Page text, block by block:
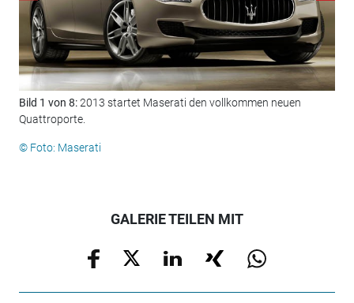
Bild 1 von 8:2013 startet Maserati den vollkommen neuen
Quattroporte.
© Foto: Maserati
GALERIE TEILEN MIT